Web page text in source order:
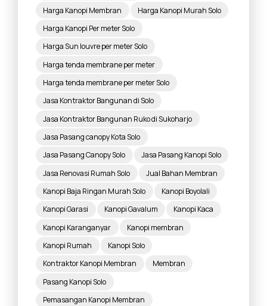
Harga Kanopi Membran
Harga Kanopi Murah Solo
Harga Kanopi Per meter Solo
Harga Sun louvre per meter Solo
Harga tenda membrane per meter
Harga tenda membrane per meter Solo
Jasa Kontraktor Bangunan di Solo
Jasa Kontraktor Bangunan Ruko di Sukoharjo
Jasa Pasang canopy Kota Solo
Jasa Pasang Canopy Solo
Jasa Pasang Kanopi Solo
Jasa Renovasi Rumah Solo
Jual Bahan Membran
Kanopi Baja Ringan Murah Solo
Kanopi Boyolali
Kanopi Garasi
Kanopi Gavalum
Kanopi Kaca
Kanopi Karanganyar
Kanopi membran
Kanopi Rumah
Kanopi Solo
Kontraktor Kanopi Membran
Membran
Pasang Kanopi Solo
Pemasangan Kanopi Membran